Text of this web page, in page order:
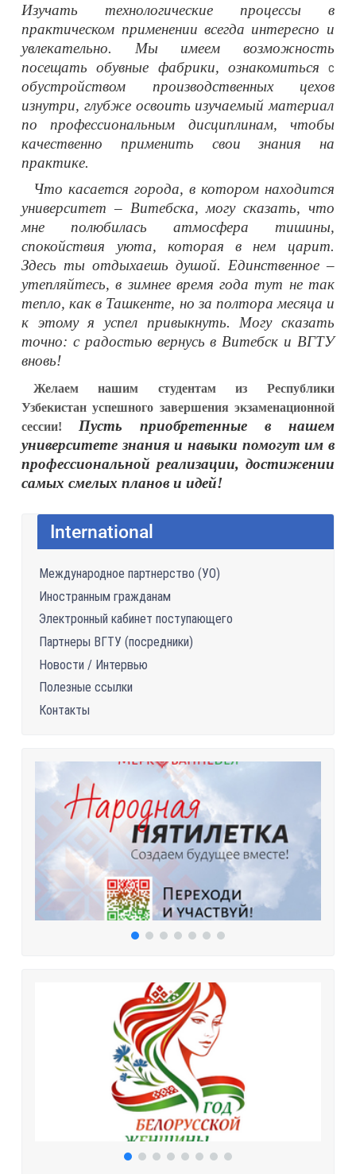
Изучать технологические процессы в
практическом применении всегда интересно и
увлекательно. Мы имеем возможность
посещать обувные фабрики, ознакомиться с
обустройством производственных цехов
изнутри, глубже освоить изучаемый материал
по профессиональным дисциплинам, чтобы
качественно применить свои знания на
практике.
Что касается города, в котором находится
университет – Витебска, могу сказать, что
мне полюбилась атмосфера тишины,
спокойствия уюта, которая в нем царит.
Здесь ты отдыхаешь душой. Единственное –
утепляйтесь, в зимнее время года тут не так
тепло, как в Ташкенте, но за полтора месяца и
к этому я успел привыкнуть. Могу сказать
точно: с радостью вернусь в Витебск и ВГТУ
вновь!
Желаем нашим студентам из Республики
Узбекистан успешного завершения экзаменационной
сессии! Пусть приобретенные в нашем
университете знания и навыки помогут им в
профессиональной реализации, достижении
самых смелых планов и идей!
International
Международное партнерство (УО)
Иностранным гражданам
Электронный кабинет поступающего
Партнеры ВГТУ (посредники)
Новости / Интервью
Полезные ссылки
Контакты